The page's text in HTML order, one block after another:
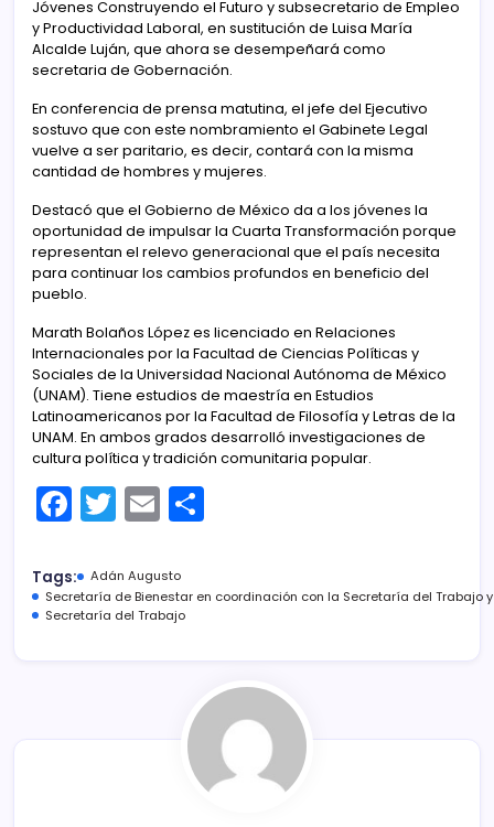
Jóvenes Construyendo el Futuro y subsecretario de Empleo
y Productividad Laboral, en sustitución de Luisa María
Alcalde Luján, que ahora se desempeñará como
secretaria de Gobernación.
En conferencia de prensa matutina, el jefe del Ejecutivo
sostuvo que con este nombramiento el Gabinete Legal
vuelve a ser paritario, es decir, contará con la misma
cantidad de hombres y mujeres.
Destacó que el Gobierno de México da a los jóvenes la
oportunidad de impulsar la Cuarta Transformación porque
representan el relevo generacional que el país necesita
para continuar los cambios profundos en beneficio del
pueblo.
Marath Bolaños López es licenciado en Relaciones
Internacionales por la Facultad de Ciencias Políticas y
Sociales de la Universidad Nacional Autónoma de México
(UNAM). Tiene estudios de maestría en Estudios
Latinoamericanos por la Facultad de Filosofía y Letras de la
UNAM. En ambos grados desarrolló investigaciones de
cultura política y tradición comunitaria popular.
F
a
c
e
T
w
itt
er
E
m
ai
l p
tir
Tags:
Adán Augusto
Secretaría de Bienestar en coordinación con la Secretaría del Trabajo
Secretaría del Trabajo